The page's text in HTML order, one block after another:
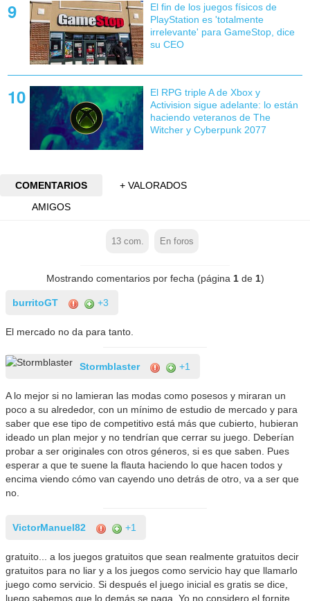
El fin de los juegos físicos de
PlayStation es 'totalmente
irrelevante' para GameStop, dice
su CEO
El RPG triple A de Xbox y
Activision sigue adelante: lo están
haciendo veteranos de The
Witcher y Cyberpunk 2077
COMENTARIOS
+ VALORADOS
AMIGOS
13com. En foros
Mostrando comentarios por fecha (página 1de 1)
burritoGT +3
El mercado no da para tanto.
Stormblaster +1
A lo mejor si no lamieran las modas como posesos y miraran un
poco a su alrededor, con un mínimo de estudio de mercado y para
saber que ese tipo de competitivo está más que cubierto, hubieran
ideado un plan mejor y no tendrían que cerrar su juego. Deberían
probar a ser originales con otros géneros, si es que saben. Pues
esperar a que te suene la flauta haciendo lo que hacen todos y
encima viendo cómo van cayendo uno detrás de otro, va a ser que
no.
VictorManuel82 +1
gratuito... a los juegos gratuitos que sean realmente gratuitos decir
gratuitos para no liar y a los juegos como servicio hay que llamarlo
juego como servicio. Si después el juego inicial es gratis se dice,
luego sabemos que lo demás se paga. Yo no considero el fornite